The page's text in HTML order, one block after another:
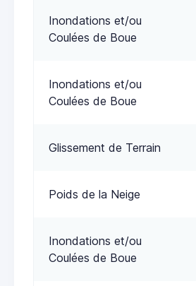
Inondations et/ou
Coulées de Boue
Inondations et/ou
Coulées de Boue
Glissement de Terrain
Poids de la Neige
Inondations et/ou
Coulées de Boue